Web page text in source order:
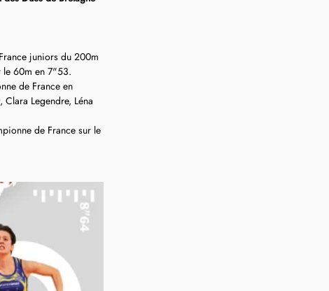
juniors du 200m
le 60m en 7"53.
de France en
Legendre, Léna
de France sur le